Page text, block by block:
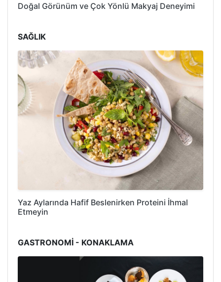
Doğal Görünüm ve Çok Yönlü Makyaj Deneyimi
SAĞLIK
Yaz Aylarında Hafif Beslenirken Proteini İhmal
Etmeyin
GASTRONOMİ - KONAKLAMA